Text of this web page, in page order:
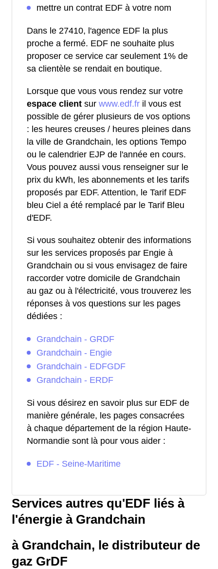
mettre un contrat EDF à votre nom
Dans le 27410, l'agence EDF la plus
proche a fermé. EDF ne souhaite plus
proposer ce service car seulement 1% de
sa clientèle se rendait en boutique.
Lorsque que vous vous rendez sur votre
espace client sur www.edf.fr il vous est
possible de gérer plusieurs de vos options
: les heures creuses / heures pleines dans
la ville de Grandchain, les options Tempo
ou le calendrier EJP de l'année en cours.
Vous pouvez aussi vous renseigner sur le
prix du kWh, les abonnements et les tarifs
proposés par EDF. Attention, le Tarif EDF
bleu Ciel a été remplacé par le Tarif Bleu
d'EDF.
Si vous souhaitez obtenir des informations
sur les services proposés par Engie à
Grandchain ou si vous envisagez de faire
raccorder votre domicile de Grandchain
au gaz ou à l'électricité, vous trouverez les
réponses à vos questions sur les pages
dédiées :
Grandchain - GRDF
Grandchain - Engie
Grandchain - EDFGDF
Grandchain - ERDF
Si vous désirez en savoir plus sur EDF de
manière générale, les pages consacrées
à chaque département de la région Haute-
Normandie sont là pour vous aider :
EDF - Seine-Maritime
Services autres qu'EDF liés à
l'énergie à Grandchain
à Grandchain, le distributeur de
gaz GrDF